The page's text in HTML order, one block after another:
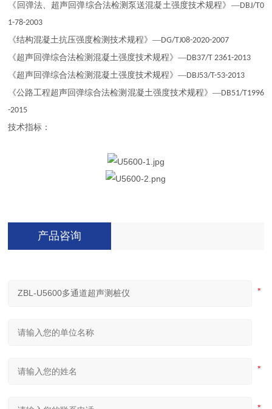
《回弹法、超声回弹综合法检测泵送混凝土强度技术规程》 —DBJ/T0
1-78-2003
《结构混凝土抗压强度检测技术规程》—DG/TJ08-2020-2007
《超声回弹综合法检测混凝土强度技术规程》—DB37/T 2361-2013
《超声回弹综合法检测混凝土强度技术规程》—DBJ53/T-53-2013
《公路工程超声回弹综合法检测混凝土强度技术规程》 —DB51/T1996
-2015
技术指标：
产品咨询